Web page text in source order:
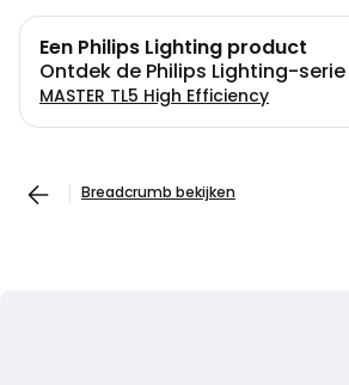
Een Philips Lighting product
Ontdek de Philips Lighting-serie
MASTER TL5 High Efficiency
Breadcrumb bekijken